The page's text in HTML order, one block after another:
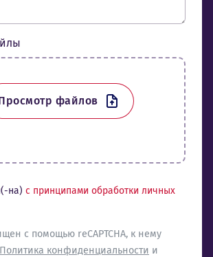
файлов
на) с принципами обработки личных
с помощью reCAPTCHA, к нему
Политика конфиденциальности и